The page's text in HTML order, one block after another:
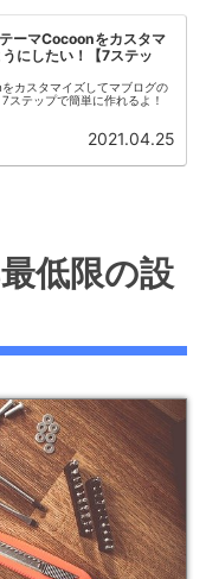
ーマCocoonをカスタマ
にしたい！【7ステッ
カスタマイズしてマブログの
ステップで簡単に作れるよ！
2021.04.25
低限の設